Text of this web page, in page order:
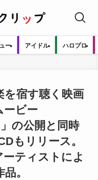
ー アイドル ハロプロ
を宿す聴く映画
ービー
」の公開と同時
もリリース。
ーティストによ
。